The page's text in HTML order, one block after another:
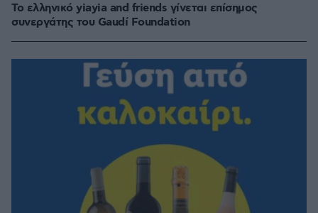
Το ελληνικό yiayia and friends γίνεται επίσημος
συνεργάτης του Gaudí Foundation